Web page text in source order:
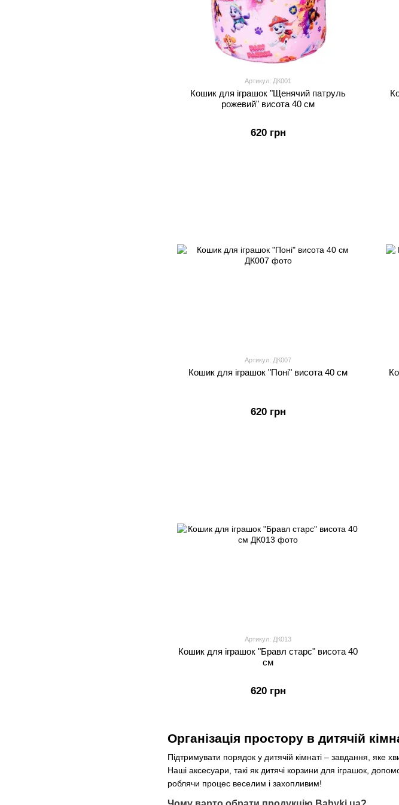
Організація простору в дитячій
Підтримувати порядок у дитячій кімнаті – завдання, яке
Наші аксесуари, такі як дитячі корзини для іграшок,
роблячи процес веселим і захопливим!
Артикул: ДК001
Кошик для іграшок "Щенячий патруль
рожевий" висота 40 см
620 грн
Артикул: ДК007
Кошик для іграшок "Поні" висота 40 см
620 грн
Артикул: ДК013
Кошик для іграшок "Бравл старс" висота 40
см
620 грн